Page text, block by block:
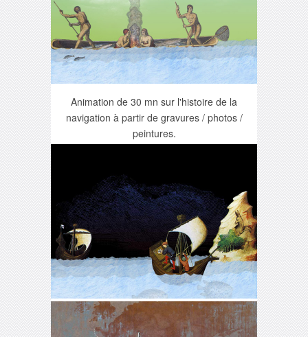
Animation de 30 mn sur l'histoire de la
navigation à partir de gravures / photos /
peintures.